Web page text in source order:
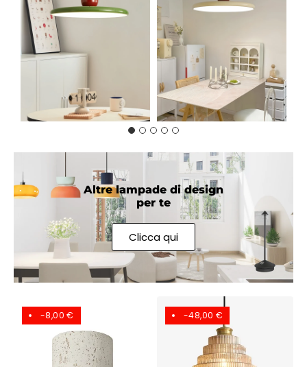
Altre lampade di design
per te
Clicca qui
-8,00 € -48,00 €